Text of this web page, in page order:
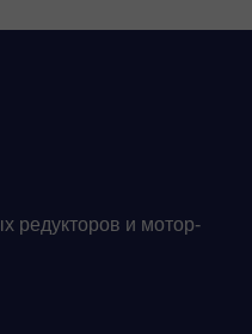
редукторов и мотор-